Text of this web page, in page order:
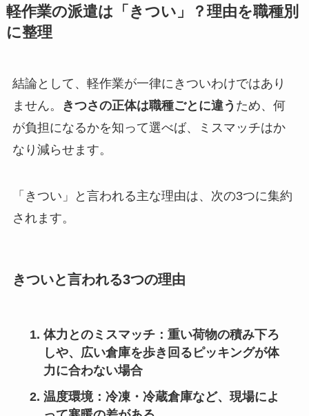
軽作業の派遣は「きつい」？理由を職種別
に整理
結論として、軽作業が一律にきついわけではあり
ません。
きつさの正体は職種ごとに違う ため、何
が負担になるかを知って選べば、ミスマッチはか
なり減らせます。
「きつい」と言われる主な理由は、次の3つに集約
されます。
きついと言われる3つの理由
体力とのミスマッチ：重い荷物の積み下ろ
しや、広い倉庫を歩き回るピッキングが体
力に合わない場合
温度環境：冷凍・冷蔵倉庫など、現場によ